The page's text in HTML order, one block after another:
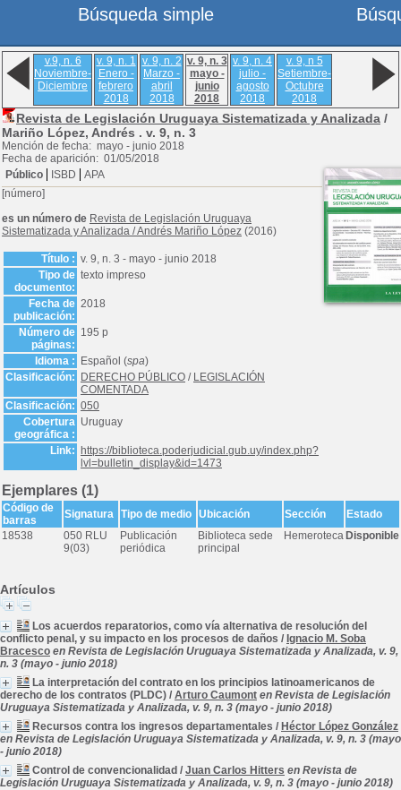
v.9, n. 6
Noviembre-
Diciembre
v. 9, n. 1
Enero -
febrero
2018
v. 9, n. 2
Marzo -
abril
2018
v. 9, n. 3
mayo -
junio
2018
v. 9, n. 4
julio -
agosto
2018
v. 9, n 5
Setiembre-
Octubre
2018
Revista de Legislación Uruguaya Sistematizada y Analizada /
Mariño López, Andrés . v. 9, n. 3
Mención de fecha: mayo - junio 2018
Fecha de aparición: 01/05/2018
Público
ISBD
APA
[número]
es un número de Revista de Legislación Uruguaya
Sistematizada y Analizada /Andrés Mariño López (2016)
Título : v. 9, n. 3 - mayo - junio 2018
Tipo de
documento:
texto impreso
Fecha de
publicación:
2018
Número de
páginas:
195 p
Idioma : Español (spa)
Clasificación:
DERECHO PÚBLICO / LEGISLACIÓN
COMENTADA
Clasificación: 050
Cobertura
geográfica :
Uruguay
Link:
https://biblioteca.poderjudicial.gub.uy/index.php?
lvl=bulletin_display&id=1473
Ejemplares (1)
Código de
barras
Signatura Tipo de medio Ubicación Sección
Estado
18538
050 RLU
9(03)
Publicación
periódica
Biblioteca sede
principal
Hemeroteca Disponible
Artículos
Los acuerdos reparatorios, como vía alternativa de resolución del
conflicto penal, y su impacto en los procesos de daños / Ignacio M. Soba
Bracesco en Revista de Legislación Uruguaya Sistematizada y Analizada, v. 9,
n. 3 (mayo - junio 2018)
La interpretación del contrato en los principios latinoamericanos de
derecho de los contratos (PLDC) / Arturo Caumont en Revista de Legislación
Uruguaya Sistematizada y Analizada, v. 9, n. 3 (mayo - junio 2018)
Recursos contra los ingresos departamentales / Héctor López González
en Revista de Legislación Uruguaya Sistematizada y Analizada, v. 9, n. 3 (mayo
- junio 2018)
Control de convencionalidad / Juan Carlos Hitters en Revista de
Legislación Uruguaya Sistematizada y Analizada, v. 9, n. 3 (mayo - junio 2018)
Búsqueda simple